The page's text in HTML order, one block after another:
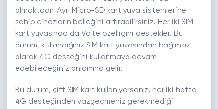
olmaktadır. Ayrı Micro-SD kart yuva sistemlerine
sahip cihazların belleğini artırabilirsiniz. Her iki SIM
kart yuvasında da Volte özelliğini destekler. Bu
durum, kullandığınız SIM kart yuvasından bağımsız
olarak 4G desteğini kullanmaya devam
edebileceğiniz anlamına gelir.
Bu durum, çift SIM kart kullanıyorsanız, her iki hatta
4G desteğinden vazgeçmeniz gerekmediği